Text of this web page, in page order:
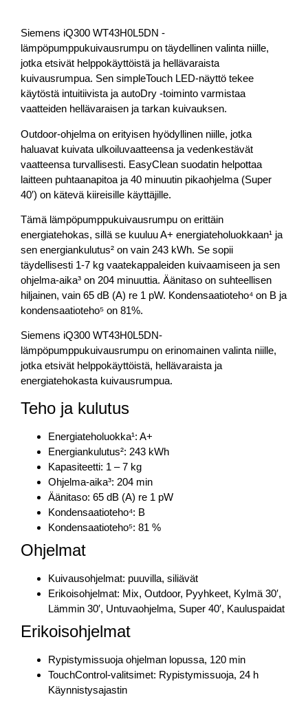
Siemens iQ300 WT43H0L5DN -
lämpöpumppukuivausrumpu on täydellinen valinta niille,
jotka etsivät helppokäyttöistä ja hellävaraista
kuivausrumpua. Sen simpleTouch LED-näyttö tekee
käytöstä intuitiivista ja autoDry -toiminto varmistaa
vaatteiden hellävaraisen ja tarkan kuivauksen.
Outdoor-ohjelma on erityisen hyödyllinen niille, jotka
haluavat kuivata ulkoiluvaatteensa ja vedenkestävät
vaatteensa turvallisesti. EasyClean suodatin helpottaa
laitteen puhtaanapitoa ja 40 minuutin pikaohjelma (Super
40′) on kätevä kiireisille käyttäjille.
Tämä lämpöpumppukuivausrumpu on erittäin
energiatehokas, sillä se kuuluu A+ energiateholuokkaan¹ ja
sen energiankulutus² on vain 243 kWh. Se sopii
täydellisesti 1-7 kg vaatekappaleiden kuivaamiseen ja sen
ohjelma-aika³ on 204 minuuttia. Äänitaso on suhteellisen
hiljainen, vain 65 dB (A) re 1 pW. Kondensaatioteho⁴ on B ja
kondensaatioteho⁵ on 81%.
Siemens iQ300 WT43H0L5DN-
lämpöpumppukuivausrumpu on erinomainen valinta niille,
jotka etsivät helppokäyttöistä, hellävaraista ja
energiatehokasta kuivausrumpua.
Teho ja kulutus
Energiateholuokka¹: A+
Energiankulutus²: 243 kWh
Kapasiteetti: 1 – 7 kg
Ohjelma-aika³: 204 min
Äänitaso: 65 dB (A) re 1 pW
Kondensaatioteho⁴: B
Kondensaatioteho⁵: 81 %
Ohjelmat
Kuivausohjelmat: puuvilla, siliävät
Erikoisohjelmat: Mix, Outdoor, Pyyhkeet, Kylmä 30′,
Lämmin 30′, Untuvaohjelma, Super 40′, Kauluspaidat
Erikoisohjelmat
Rypistymissuoja ohjelman lopussa, 120 min
TouchControl-valitsimet: Rypistymissuoja, 24 h
Käynnistysajastin